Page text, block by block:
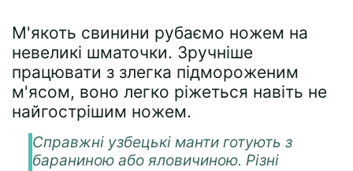
М'якоть свинини рубаємо ножем на
невеликі шматочки. Зручніше
працювати з злегка підмороженим
м'ясом, воно легко ріжеться навіть не
найгострішим ножем.
Справжні узбецькі манти готують з
бараниною або яловичиною. Різні